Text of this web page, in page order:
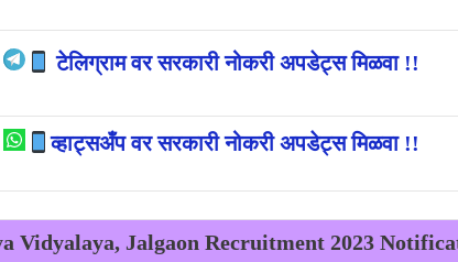
टेलिग्राम वर सरकारी नोकरी अपडेट्स मिळवा !!
व्हाट्सअँप वर सरकारी नोकरी अपडेट्स मिळवा !!
Vidyalaya, Jalgaon Recruitment 2023